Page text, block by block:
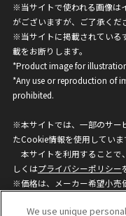
※当サイトで使われる画像は
がございますが、ご了承くだ
※当サイトに掲載されている
載をお断りします。
*Product image for
*Any use or reproduction of
prohibited.
※本サイトでは、一部のサー
たCookie情報を使用していま
本サイトを利用することで
しくはプライバシーポリシー
※価格は、メーカー希望小売
ざいますのでご了承ください
We use unique